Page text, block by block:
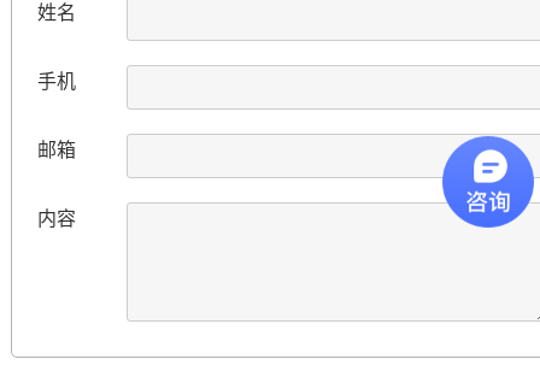
姓名
手机
邮箱
内容